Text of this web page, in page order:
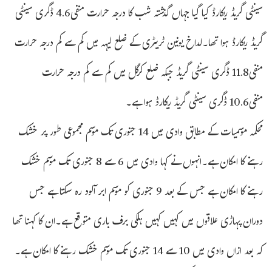
سینٹی گریڈ ریکارڈ کیا گیا جہاں گذشتہ شب کا درجہ حرارت منفی4.6 ڈگری سینٹی
گریڈ ریکارڈ ہوا تھا۔لداخ یونین ٹریٹری کے ضلع لیہہ میں کم سے کم درجہ حرارت
منفی11.8 ڈگری سینٹی گریڈ جبکہ ضلع کرگل میں کم سے کم درجہ حرارت
منفی10.6 ڈگری سینٹی گریڈ ریکارڈ ہوا ہے۔
محکمہ موسمیات کے مطابق وادی میں 14 جنوری تک موسم مجموعی طور پر خشک
رہنے کا امکان ہے۔انہوں نے کہا وادی میں 6 سے 8 جنوری تک موسم خشک
رہنے کا امکان ہے جس کے بعد 9 جنوری کو موسم ابر آلود رہ سکتا ہے جس
دوران پہاڑی علاقوں میں کہیں کہیں ہلکی برف باری متوقع ہے۔ان کا کہنا تھا
کہ بعد ازاں وادی میں 10 سے 14 جنوری تک موسم خشک رہنے کا امکان ہے۔